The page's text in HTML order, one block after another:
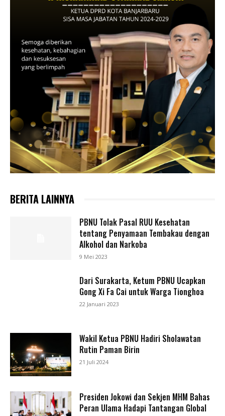
BERITA LAINNYA
PBNU Tolak Pasal RUU Kesehatan
tentang Penyamaan Tembakau dengan
Alkohol dan Narkoba
9 Mei 2023
Dari Surakarta, Ketum PBNU Ucapkan
Gong Xi Fa Cai untuk Warga Tionghoa
22 Januari 2023
Wakil Ketua PBNU Hadiri Sholawatan
Rutin Paman Birin
21 Juli 2024
Presiden Jokowi dan Sekjen MHM Bahas
Peran Ulama Hadapi Tantangan Global